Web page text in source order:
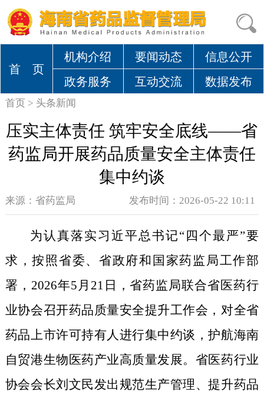
首 页
机构介绍 要闻动态
信息公开
政务服务
互动交流 数据发布
首页 > 头条新闻
压实主体责任 筑牢安全底线——省
药监局开展药品质量安全主体责任
集中约谈
来源： 省药监局 发布时间：2026-05-22 10:11
为认真落实习近平总书记“四个最严”要
求，按照省委、省政府和国家药监局工作部
署 ，2026年5月21日，省药监局联合省医药行
业协会召开药品质量安全提升工作会，对全省
药品上市许可持有人进行集中约谈，护航海南
自贸港生物医药产业高质量发展。省医药行业
协会会长刘文民发出规范生产管理、提升药品